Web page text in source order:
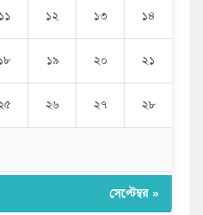
১১ ১২ ১৩ ১৪
১৯ ২০ ২১
২৬ ২৭ ২৮
সেপ্টেম্বর »